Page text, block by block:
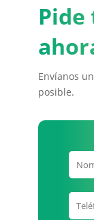
Envíanos
posible.